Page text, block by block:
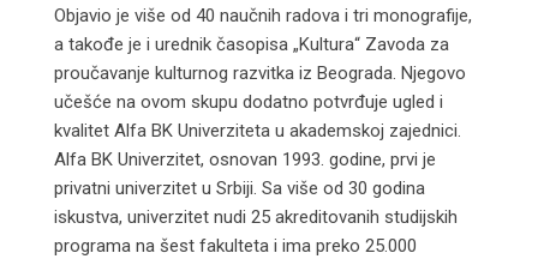
Objavio je više od 40 naučnih radova i tri monografije,
a takođe je i urednik časopisa „Kultura“ Zavoda za
proučavanje kulturnog razvitka iz Beograda. Njegovo
učešće na ovom skupu dodatno potvrđuje ugled i
kvalitet Alfa BK Univerziteta u akademskoj zajednici.
Alfa BK Univerzitet, osnovan 1993. godine, prvi je
privatni univerzitet u Srbiji. Sa više od 30 godina
iskustva, univerzitet nudi 25 akreditovanih studijskih
programa na šest fakulteta i ima preko 25.000